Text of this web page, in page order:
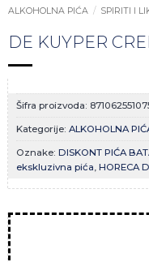
ALKOHOLNA PIĆA / SPIRITI I
DE KUYPER
Šifra proizvoda:
Kategorije: ALKOHOLNA
Oznake: DISKONT PIĆA
ekskluzivna pića, HORECA